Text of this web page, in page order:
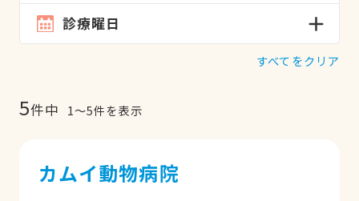
診療曜日
すべてをクリア
5件中 1〜5件を表示
カムイ動物病院